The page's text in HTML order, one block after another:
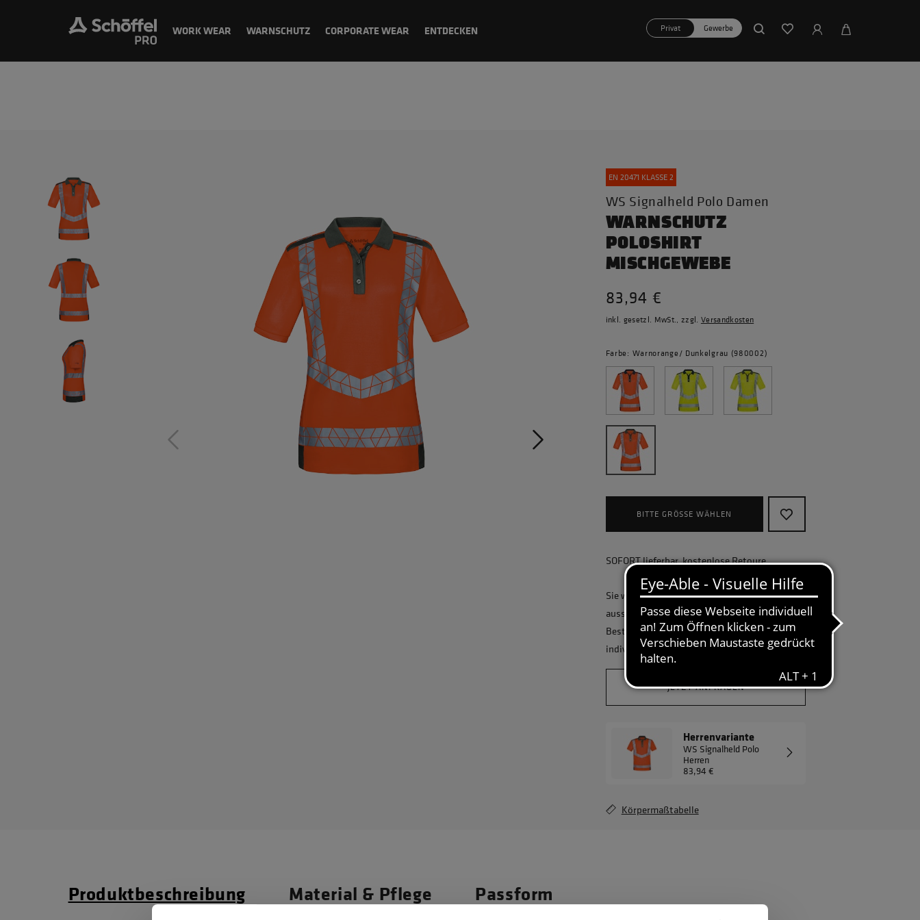
WORK WEAR WARNSCHUTZ CORPORATE WEAR ENTDECKEN Privat Gewerbe
EN 20471 KLASSE 2
WS Signalheld Polo Damen
WARNSCHUTZ
POLOSHIRT
MISCHGEWEBE
83,94 €
inkl. gesetzl. MwSt., zzgl. Versandkosten
Farbe: Warnorange/ Dunkelgrau (980002)
BITTE GRÖSSE WÄHLEN
SOFORT lieferbar, kostenlose Retoure
Sie wollen Ihr Unternehmen ganzheitlich
ausstatten und benötigen eine größere
Bestellmenge? Gerne erstellen wir Ihnen ein
individuelles Angebot.
JETZT ANFRAGEN
Herrenvariante
WS Signalheld Polo
Herren
83,94 €
Körpermaßtabelle
Produktbeschreibung Material & Pflege Passform